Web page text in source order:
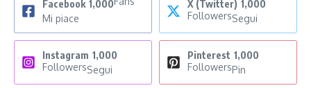
Facebook 1,000
Mi piace
X (Twitter) 1,000
FollowersSegui
Instagram 1,000
FollowersSegui
Pinterest 1,000
FollowersPin